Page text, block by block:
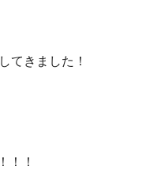
てきました！
！！